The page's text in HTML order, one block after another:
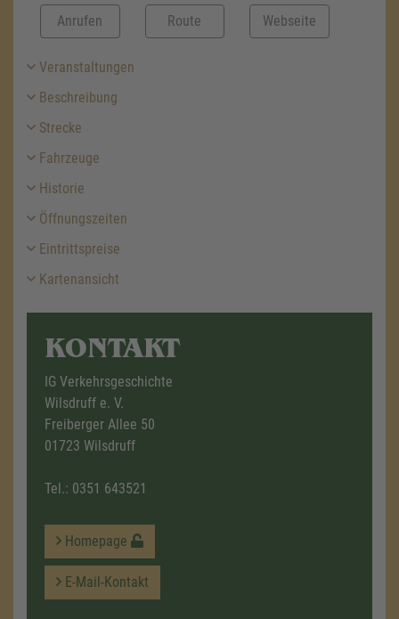
Anrufen Route Webseite
Veranstaltungen
Beschreibung
Strecke
Fahrzeuge
Historie
Öffnungszeiten
Eintrittspreise
Kartenansicht
KONTAKT
IG Verkehrsgeschichte
Wilsdruff e. V.
Freiberger Allee 50
01723 Wilsdruff
Tel.: 0351 643521
Homepage
E-Mail-Kontakt